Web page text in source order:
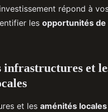
répond à
les opportunités de
infrastructures et
et les aménités locales